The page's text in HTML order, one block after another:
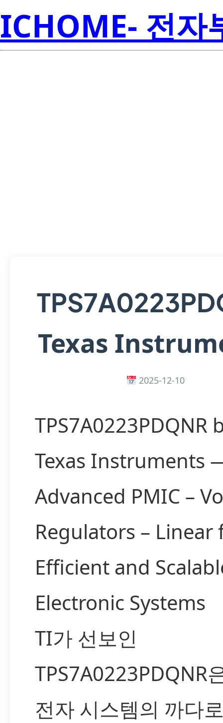
ICHOME- 전자
Texas
2025-12-10
TPS7A0223PDQNR
Texas Instruments
Advanced PMIC –
Regulators – Linear
Efficient and
Electronic Systems
TI가 선보인
TPS7A0223PDQNR
전자 시스템의 까다